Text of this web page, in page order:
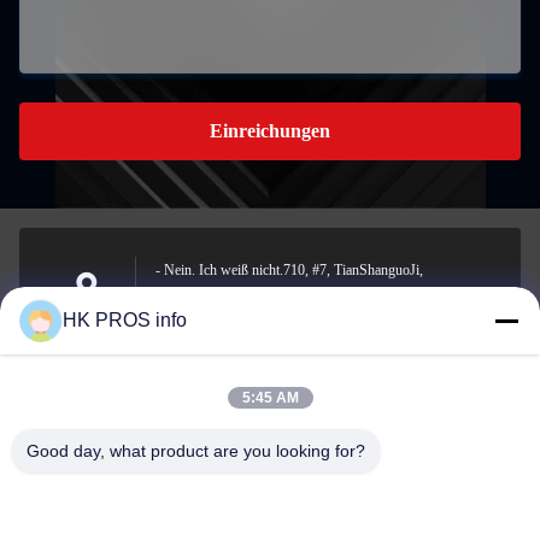
Einreichungen
Anschrift
- Nein. Ich weiß nicht.710, #7, TianShanguoJi,
Yanjiao, Sanhe, Provinz
E-Mail-Adresse
info@chppros.com
HK PROS info
5:45 AM
Good day, what product are you looking for?